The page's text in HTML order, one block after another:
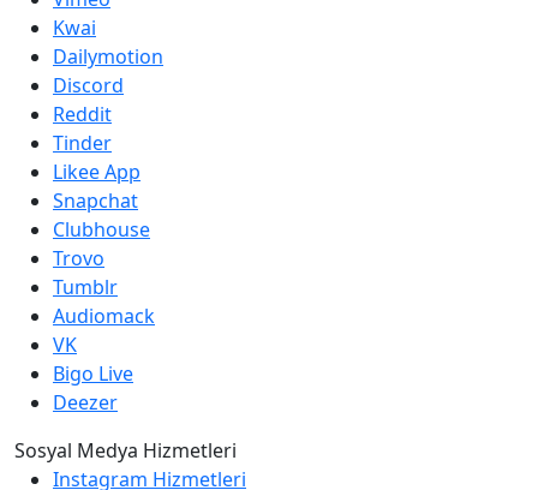
Kwai
Dailymotion
Discord
Reddit
Tinder
Likee App
Snapchat
Clubhouse
Trovo
Tumblr
Audiomack
VK
Bigo Live
Deezer
Sosyal Medya Hizmetleri
Instagram Hizmetleri